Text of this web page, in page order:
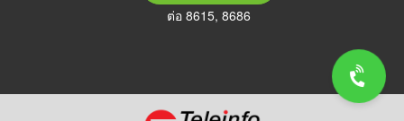
ต่อ 8615, 8686